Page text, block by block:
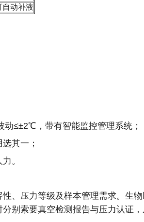
自动补液
≤±2℃，带有智能监控管理系统；
其一；
。
、压力等级及样本管理需求。生
别索要真空检测报告与压力认证，